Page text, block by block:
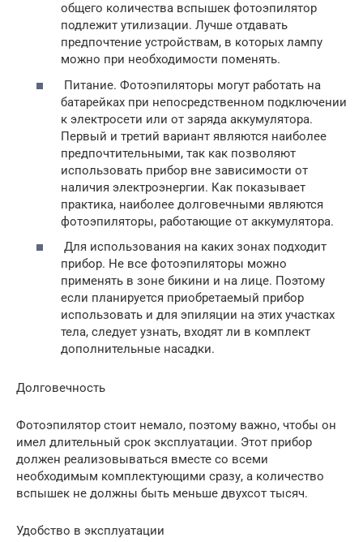
общего количества вспышек фотоэпилятор
подлежит утилизации. Лучше отдавать
предпочтение устройствам, в которых лампу
можно при необходимости поменять.
Питание. Фотоэпиляторы могут работать на
батарейках при непосредственном подключении
к электросети или от заряда аккумулятора.
Первый и третий вариант являются наиболее
предпочтительными, так как позволяют
использовать прибор вне зависимости от
наличия электроэнергии. Как показывает
практика, наиболее долговечными являются
фотоэпиляторы, работающие от аккумулятора.
Для использования на каких зонах подходит
прибор. Не все фотоэпиляторы можно
применять в зоне бикини и на лице. Поэтому
если планируется приобретаемый прибор
использовать и для эпиляции на этих участках
тела, следует узнать, входят ли в комплект
дополнительные насадки.
Долговечность
Фотоэпилятор стоит немало, поэтому важно, чтобы он
имел длительный срок эксплуатации. Этот прибор
должен реализовываться вместе со всеми
необходимым комплектующими сразу, а количество
вспышек не должны быть меньше двухсот тысяч.
Удобство в эксплуатации